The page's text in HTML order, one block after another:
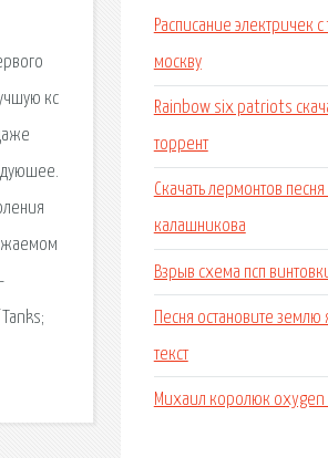
кс
Расписание электричек с
москву
Rainbow six patriots
торрент
Скачать лермонтов
калашникова
Взрыв схема псп
Песня остановите землю
текст
Михаил королюк oxygen